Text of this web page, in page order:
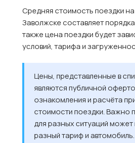
Средняя стоимость поездки на
Заволжске составляет
также цена поездки будет
условий, тарифа и
Цены, представленные в
являются публичной
ознакомления и расчёта
стоимости поездки. Важно
для разных ситуаций может
разный тариф и автомобиль.